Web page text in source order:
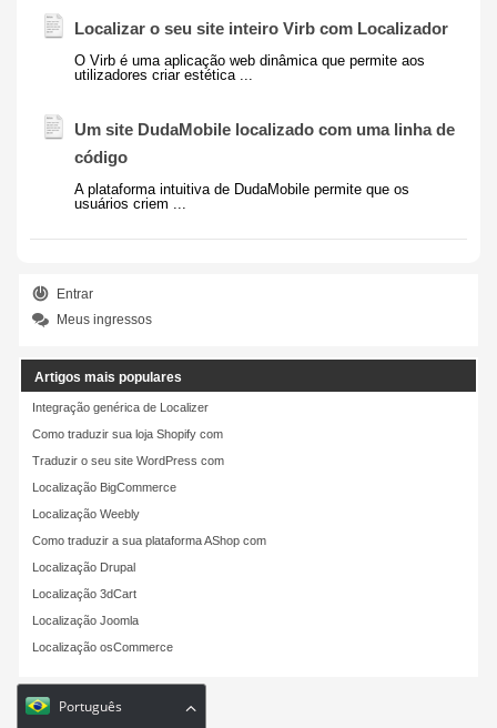
Localizar o seu site inteiro Virb com Localizador
O Virb é uma aplicação web dinâmica que permite aos
utilizadores criar estética ...
Um site DudaMobile localizado com uma linha de
código
A plataforma intuitiva de DudaMobile permite que os
usuários criem ...
Entrar
Meus ingressos
Artigos mais populares
Integração genérica de Localizer
Como traduzir sua loja Shopify com
Traduzir o seu site WordPress com
Localização BigCommerce
Localização Weebly
Como traduzir a sua plataforma AShop com
Localização Drupal
Localização 3dCart
Localização Joomla
Localização osCommerce
Português